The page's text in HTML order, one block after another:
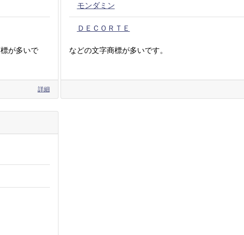
が多いで
詳細
モンダミン
ＤＥＣＯＲＴＥ
などの文字商標が多いです。